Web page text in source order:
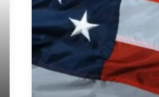
у
розкрили
основну
їх